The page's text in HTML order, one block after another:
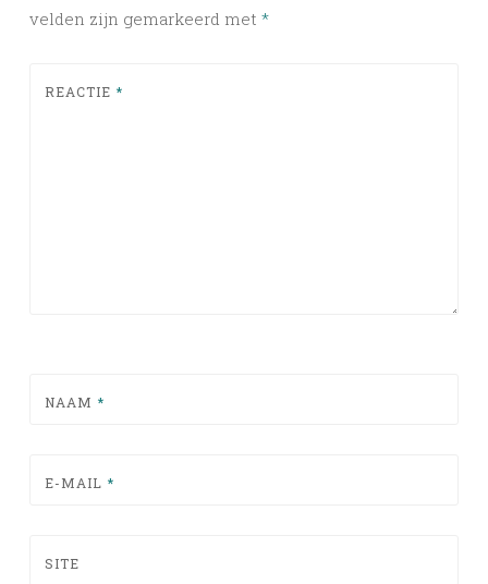
velden zijn gemarkeerd met *
REACTIE *
NAAM *
E-MAIL *
SITE